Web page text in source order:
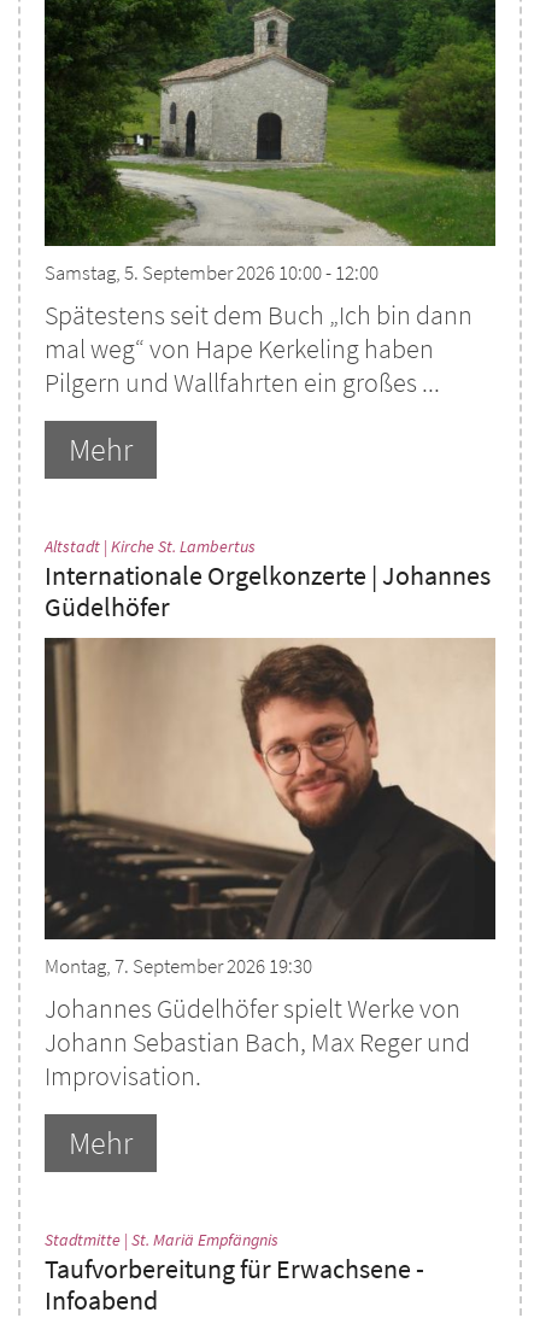
Samstag, 5. September 2026 10:00 - 12:00
Spätestens seit dem Buch „Ich bin dann
mal weg“ von Hape Kerkeling haben
Pilgern und Wallfahrten ein großes ...
Mehr
Altstadt | Kirche St. Lambertus
Internationale Orgelkonzerte | Johannes
Güdelhöfer
Montag, 7. September 2026 19:30
Johannes Güdelhöfer spielt Werke von
Johann Sebastian Bach, Max Reger und
Improvisation.
Mehr
Stadtmitte | St. Mariä Empfängnis
Taufvorbereitung für Erwachsene -
Infoabend